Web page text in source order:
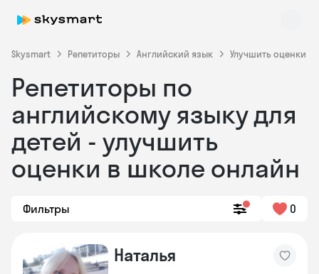
Skysmart Репетиторы Английский язык Улучшить оценки
Репетиторы по
английскому языку для
детей - улучшить
оценки в школе онлайн
Фильтры 0
Наталья